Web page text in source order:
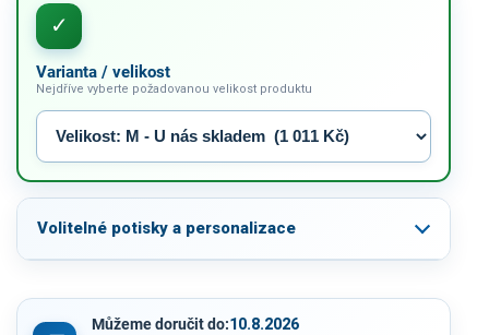
Varianta / velikost
Nejdříve vyberte požadovanou velikost produktu
Volitelné potisky a personalizace
Můžeme doručit do:10.8.2026